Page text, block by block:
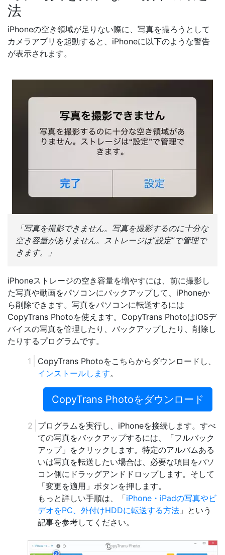
法
iPhoneの空き領域が足りない際に、写真を撮ろうとして
カメラアプリを起動すると、iPhoneに以下のような警告
が表示されます。
「写真を撮影できません。写真を撮影するのに十分な
空き容量がありません。ストレージは”設定”で管理で
きます。」
iPhoneストレージの空き容量を増やすには、前に撮影し
た写真や動画をパソコンにバックアップして、iPhoneか
ら削除できます。写真をパソコンに転送するには
CopyTrans Photoを使えます。CopyTrans PhotoはiOSデ
バイスの写真を管理したり、バックアップしたり、削除し
たりするプログラムです。
CopyTrans Photoをこちらからダウンロードし、
インストールします。
CopyTrans Photoをダウンロード
プログラムを実行し、iPhoneを接続します。すべ
ての写真をバックアップするには、「フルバック
アップ」をクリックします。特定のアルバムある
いは写真を転送したい場合は、必要な項目をパソ
コン側にドラッグアンドドロップします。そして
「変更を適用」ボタンを押します。
もっと詳しい手順は、「iPhone・iPadの写真やビ
デオをPC、外付けHDDに転送する方法 」という
記事を参考してください。